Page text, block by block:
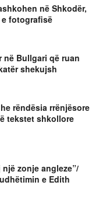
në Shkodër,
fotografisë
Bullgari që ruan
shekujsh
rëndësia rrënjësore
tekstet shkollore
zonje angleze”/
e Edith